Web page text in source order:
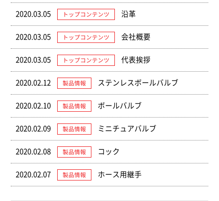
2020.03.05 トップコンテンツ 沿革
2020.03.05 トップコンテンツ 会社概要
2020.03.05 トップコンテンツ 代表挨拶
2020.02.12 製品情報 ステンレスボールバルブ
2020.02.10 製品情報 ボールバルブ
2020.02.09 製品情報 ミニチュアバルブ
2020.02.08 製品情報 コック
2020.02.07 製品情報 ホース用継手